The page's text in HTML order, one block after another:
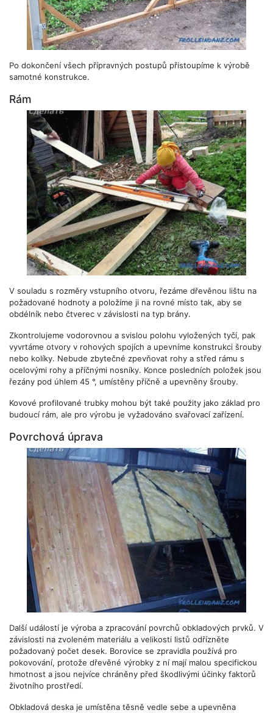
Po dokončení všech přípravných postupů přistoupíme k výrobě
samotné konstrukce.
Rám
V souladu s rozměry vstupního otvoru, řezáme dřevěnou lištu na
požadované hodnoty a položíme ji na rovné místo tak, aby se
obdélník nebo čtverec v závislosti na typ brány.
Zkontrolujeme vodorovnou a svislou polohu vyložených tyčí, pak
vyvrtáme otvory v rohových spojích a upevníme konstrukci šrouby
nebo kolíky. Nebude zbytečné zpevňovat rohy a střed rámu s
ocelovými rohy a příčnými nosníky. Konce posledních položek jsou
řezány pod úhlem 45 °, umístěny příčně a upevněny šrouby.
Kovové profilované trubky mohou být také použity jako základ pro
budoucí rám, ale pro výrobu je vyžadováno svařovací zařízení.
Povrchová úprava
Další událostí je výroba a zpracování povrchů obkladových prvků. V
závislosti na zvoleném materiálu a velikosti listů odřízněte
požadovaný počet desek. Borovice se zpravidla používá pro
pokovování, protože dřevěné výrobky z ní mají malou specifickou
hmotnost a jsou nejvíce chráněny před škodlivými účinky faktorů
životního prostředí.
Obkladová deska je umístěna těsně vedle sebe a upevněna